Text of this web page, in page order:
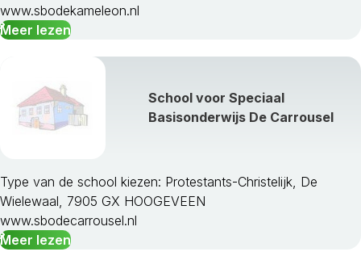
www.sbodekameleon.nl
Meer lezen
School voor Speciaal
Basisonderwijs De Carrousel
Type van de school kiezen: Protestants-Christelijk, De
Wielewaal, 7905 GX HOOGEVEEN
www.sbodecarrousel.nl
Meer lezen